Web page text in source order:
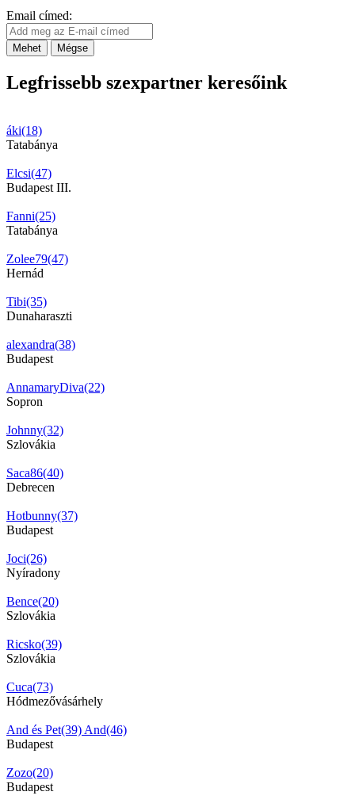
Email címed:
Mehet Mégse
Legfrissebb szexpartner keresőink
áki(18)
Tatabánya
Elcsi(47)
Budapest III.
Fanni(25)
Tatabánya
Zolee79(47)
Hernád
Tibi(35)
Dunaharaszti
alexandra(38)
Budapest
AnnamaryDiva(22)
Sopron
Johnny(32)
Szlovákia
Saca86(40)
Debrecen
Hotbunny(37)
Budapest
Joci(26)
Nyíradony
Bence(20)
Szlovákia
Ricsko(39)
Szlovákia
Cuca(73)
Hódmezővásárhely
And és Pet(39) And(46)
Budapest
Zozo(20)
Budapest